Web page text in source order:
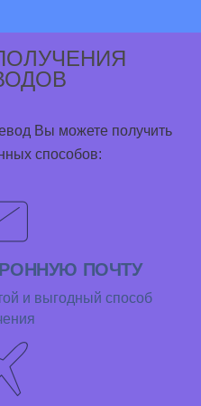
Вы можете получить
способов:
ПОЧТУ
и выгодный способ